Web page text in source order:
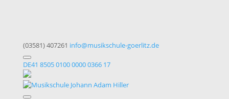
(03581) 407261 info@musikschule-goerlitz.de
DE41 8505 0100 0000 0366 17